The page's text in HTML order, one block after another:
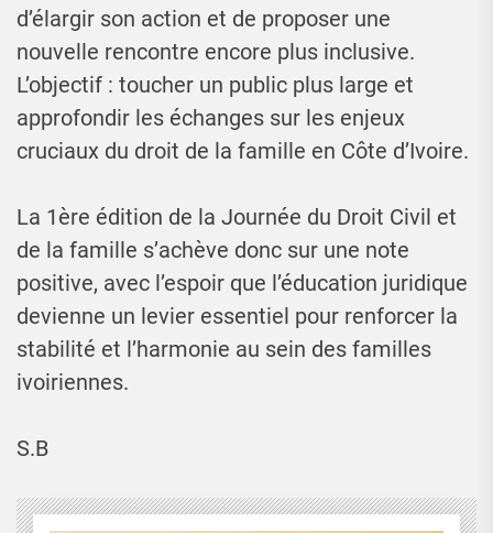
d’élargir son action et de proposer une
nouvelle rencontre encore plus inclusive.
L’objectif : toucher un public plus large et
approfondir les échanges sur les enjeux
cruciaux du droit de la famille en Côte d’Ivoire.
La 1ère édition de la Journée du Droit Civil et
de la famille s’achève donc sur une note
positive, avec l’espoir que l’éducation juridique
devienne un levier essentiel pour renforcer la
stabilité et l’harmonie au sein des familles
ivoiriennes.
S.B